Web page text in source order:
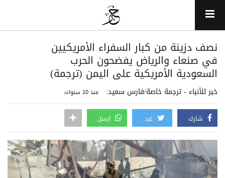
نصف دزينة من كبار السفراء الأمريكيين
في صنعاء والرياض يفضحون الحرب
السعودية الأمريكية على اليمن (ترجمة)
خبر للأنباء - ترجمة خاصة/فارس سعيد: منذ 10 سنوات
شارك غرد ارسل